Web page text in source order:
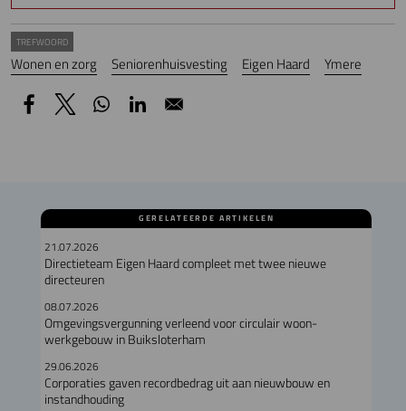
TREFWOORD
Wonen en zorg Seniorenhuisvesting Eigen Haard Ymere
GERELATEERDE ARTIKELEN
21.07.2026
Directieteam Eigen Haard compleet met twee nieuwe
directeuren
08.07.2026
Omgevingsvergunning verleend voor circulair woon-
werkgebouw in Buiksloterham
29.06.2026
Corporaties gaven recordbedrag uit aan nieuwbouw en
instandhouding